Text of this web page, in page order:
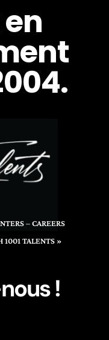
– CAREERS
1001 TALENTS »
!